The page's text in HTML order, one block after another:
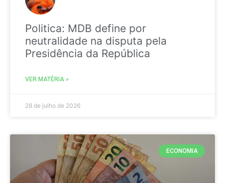
Politica: MDB define por
neutralidade na disputa pela
Presidência da República
VER MATÉRIA »
28 de julho de 2026
ECONOMIA